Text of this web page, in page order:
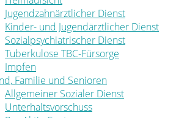
Jugendzahnärztlicher Dienst
Kinder- und Jugendärztlicher Dienst
Sozialpsychiatrischer Dienst
Tuberkulose TBC-Fürsorge
Impfen
Familie und Senioren
Allgemeiner Sozialer Dienst
Unterhaltsvorschuss